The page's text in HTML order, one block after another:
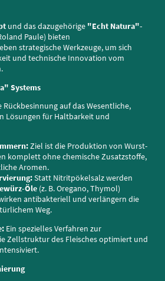
und das dazugehörige "Echt Natura"-
Paule) bieten
strategische Werkzeuge, um sich
und technische Innovation vom
Systems
Rückbesinnung auf das Wesentliche,
Lösungen für Haltbarkeit und
Ziel ist die Produktion von Wurst-
komplett ohne chemische Zusatzstoffe,
Aromen.
Statt Nitritpökelsalz werden
Öle (z. B. Oregano, Thymol)
antibakteriell und verlängern die
Weg.
Ein spezielles Verfahren zur
Zellstruktur des Fleisches optimiert und